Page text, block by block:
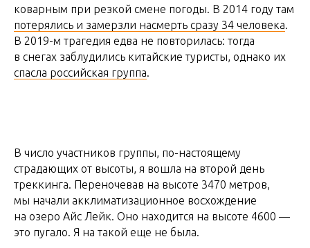
коварным при резкой смене погоды. В 2014 году там
потерялись и замерзли насмерть сразу 34 человека.
В 2019-м трагедия едва не повторилась: тогда
в снегах заблудились китайские туристы, однако их
спасла российская группа.
В число участников группы, по-настоящему
страдающих от высоты, я вошла на второй день
треккинга. Переночевав на высоте 3470 метров,
мы начали акклиматизационное восхождение
на озеро Айс Лейк. Оно находится на высоте 4600 —
это пугало. Я на такой еще не была.